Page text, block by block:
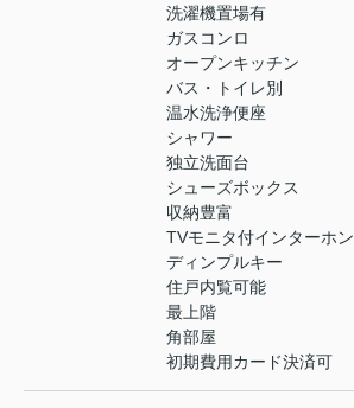
洗濯機置場有
ガスコンロ
オープンキッチン
バス・トイレ別
温水洗浄便座
シャワー
独立洗面台
シューズボックス
収納豊富
TVモニタ付インターホン
ディンプルキー
住戸内覧可能
最上階
角部屋
初期費用カード決済可